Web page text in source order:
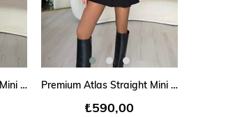
Premium Atlas Straight Mini Etek Bordo SEPETE EKLE Premium Atlas Straight Mini Etek
₺590,00